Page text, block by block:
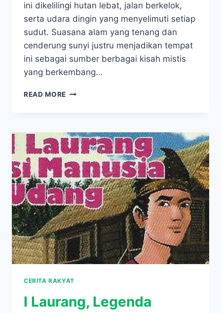
ini dikelilingi hutan lebat, jalan berkelok,
serta udara dingin yang menyelimuti setiap
sudut. Suasana alam yang tenang dan
cenderung sunyi justru menjadikan tempat
ini sebagai sumber berbagai kisah mistis
yang berkembang…
READ MORE MITOS
DIPERCAYAI
MASYARAKAT
SETEMPAT
SEKITAR
CERITA RAKYAT
I Laurang, Legenda